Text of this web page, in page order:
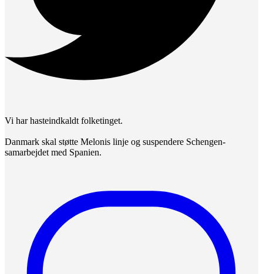
Vi har hasteindkaldt folketinget.
Danmark skal støtte Melonis linje og suspendere Schengen-
samarbejdet med Spanien.